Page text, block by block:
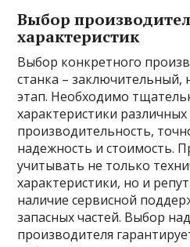
Выбор
характеристик
Выбор конкретного
станка –
этап. Необходимо
характеристики
производительность,
надежность и стоимость.
учитывать не только
характеристики, но и
наличие сервисной
запасных частей. Выбор
производителя